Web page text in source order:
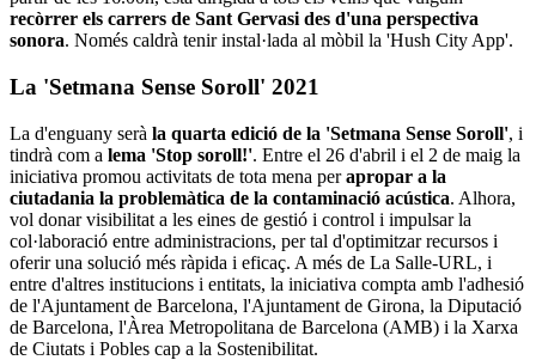
recòrrer els carrers de Sant Gervasi des d'una perspectiva
sonora. Només caldrà tenir instal·lada al mòbil la 'Hush City App'.
La 'Setmana Sense Soroll' 2021
La d'enguany serà la quarta edició de la 'Setmana Sense Soroll', i
tindrà com a lema 'Stop soroll!'. Entre el 26 d'abril i el 2 de maig la
iniciativa promou activitats de tota mena perapropar a la
ciutadania la problemàtica de la contaminació acústica. Alhora,
vol donar visibilitat a les eines de gestió i control i impulsar la
col·laboració entre administracions, per tal d'optimitzar recursos i
oferir una solució més ràpida i eficaç. A més de La Salle-URL, i
entre d'altres institucions i entitats, la iniciativa compta amb l'adhesió
de l'Ajuntament de Barcelona, l'Ajuntament de Girona, la Diputació
de Barcelona, l'Àrea Metropolitana de Barcelona (AMB) i la Xarxa
de Ciutats i Pobles cap a la Sostenibilitat.